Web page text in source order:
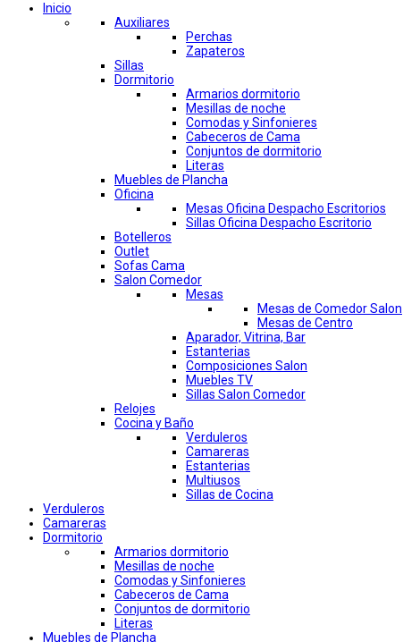
Inicio
Auxiliares
Perchas
Zapateros
Sillas
Dormitorio
Armarios dormitorio
Mesillas de noche
Comodas y Sinfonieres
Cabeceros de Cama
Conjuntos de dormitorio
Literas
Muebles de Plancha
Oficina
Mesas Oficina Despacho Escritorios
Sillas Oficina Despacho Escritorio
Botelleros
Outlet
Sofas Cama
Salon Comedor
Mesas
Mesas de Comedor Salon
Mesas de Centro
Aparador, Vitrina, Bar
Estanterias
Composiciones Salon
Muebles TV
Sillas Salon Comedor
Relojes
Cocina y Baño
Verduleros
Camareras
Estanterias
Multiusos
Sillas de Cocina
Verduleros
Camareras
Dormitorio
Armarios dormitorio
Mesillas de noche
Comodas y Sinfonieres
Cabeceros de Cama
Conjuntos de dormitorio
Literas
Muebles de Plancha